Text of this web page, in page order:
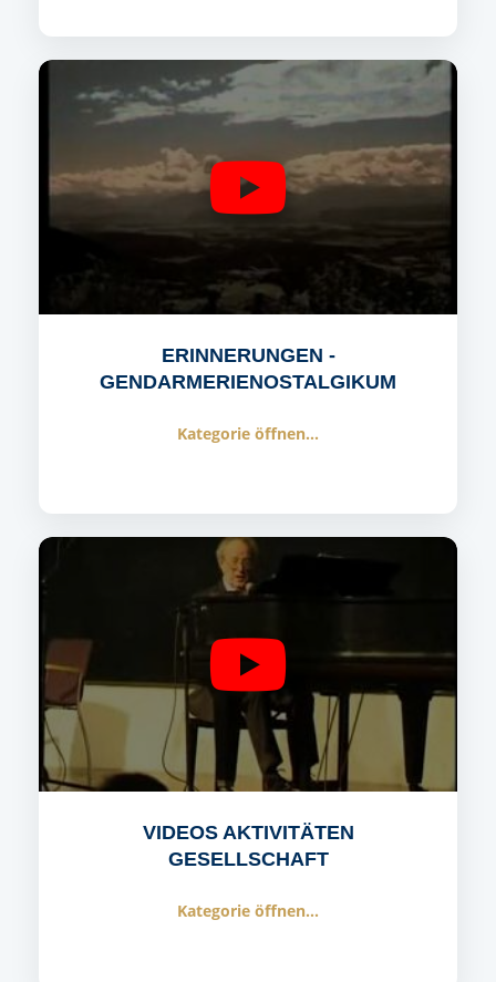
ERINNERUNGEN -
GENDARMERIENOSTALGIKUM
Kategorie öffnen...
VIDEOS AKTIVITÄTEN
GESELLSCHAFT
Kategorie öffnen...